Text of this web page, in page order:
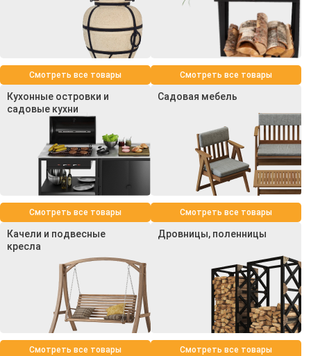
Смотреть все товары Смотреть все товары
Кухонные островки и
садовые кухни
Смотреть все товары
Садовая мебель
Смотреть все товары
Качели и подвесные
кресла
Смотреть все товары
Дровницы, поленницы
Смотреть все товары